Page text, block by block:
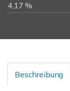
4,17 %
Beschreibung